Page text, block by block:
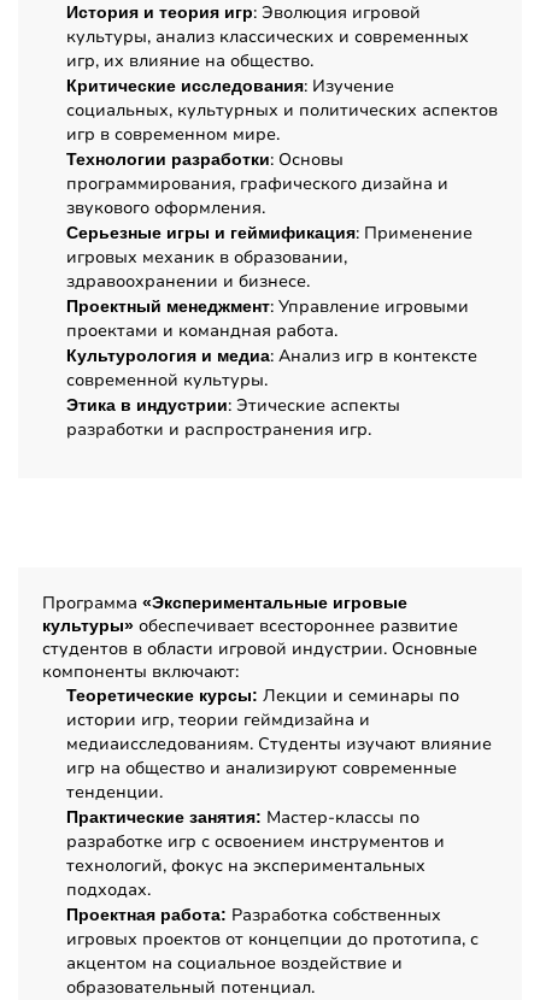
История и теория игр: Эволюция игровой
культуры, анализ классических и современных
игр, их влияние на общество.
Критические исследования: Изучение
социальных, культурных и политических аспектов
игр в современном мире.
Технологии разработки: Основы
программирования, графического дизайна и
звукового оформления.
Серьезные игры и геймификация: Применение
игровых механик в образовании,
здравоохранении и бизнесе.
Проектный менеджмент: Управление игровыми
проектами и командная работа.
Культурология и медиа: Анализ игр в контексте
современной культуры.
Этика в индустрии: Этические аспекты
разработки и распространения игр.
Программа «Экспериментальные игровые
культуры» обеспечивает всестороннее развитие
студентов в области игровой индустрии. Основные
компоненты включают:
Теоретические курсы: Лекции и семинары по
истории игр, теории геймдизайна и
медиаисследованиям. Студенты изучают влияние
игр на общество и анализируют современные
тенденции.
Практические занятия: Мастер-классы по
разработке игр с освоением инструментов и
технологий, фокус на экспериментальных
подходах.
Проектная работа: Разработка собственных
игровых проектов от концепции до прототипа, с
акцентом на социальное воздействие и
образовательный потенциал.